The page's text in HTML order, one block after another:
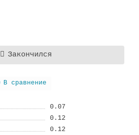
Закончился
В сравнение
0.07
0.12
0.12